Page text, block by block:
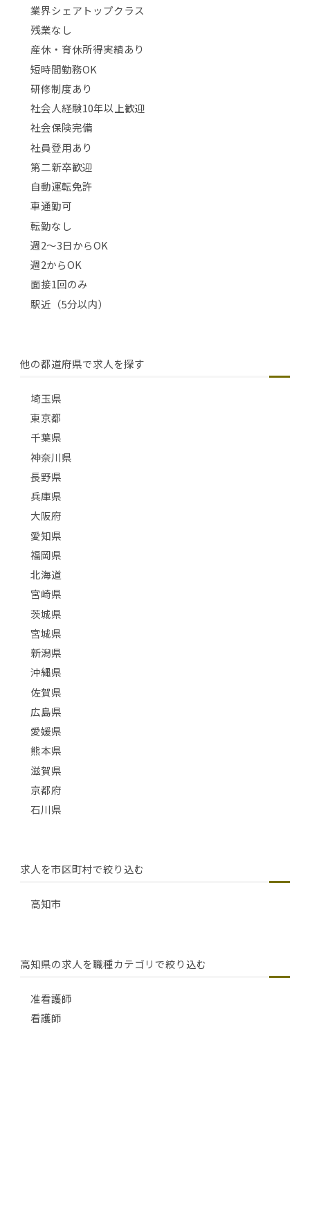
業界シェアトップクラス
残業なし
産休・育休所得実績あり
短時間勤務OK
研修制度あり
社会人経験10年以上歓迎
社会保険完備
社員登用あり
第二新卒歓迎
自動運転免許
車通勤可
転勤なし
週2〜3日からOK
週2からOK
面接1回のみ
駅近（5分以内）
他の都道府県で求人を探す
埼玉県
東京都
千葉県
神奈川県
長野県
兵庫県
大阪府
愛知県
福岡県
北海道
宮崎県
茨城県
宮城県
新潟県
沖縄県
佐賀県
広島県
愛媛県
熊本県
滋賀県
京都府
石川県
求人を市区町村で絞り込む
高知市
高知県の求人を職種カテゴリで絞り込む
准看護師
看護師